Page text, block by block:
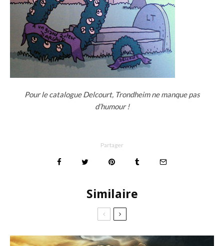
Pour le catalogue Delcourt, Trondheim ne manque pas
d’humour !
Partager
Similaire